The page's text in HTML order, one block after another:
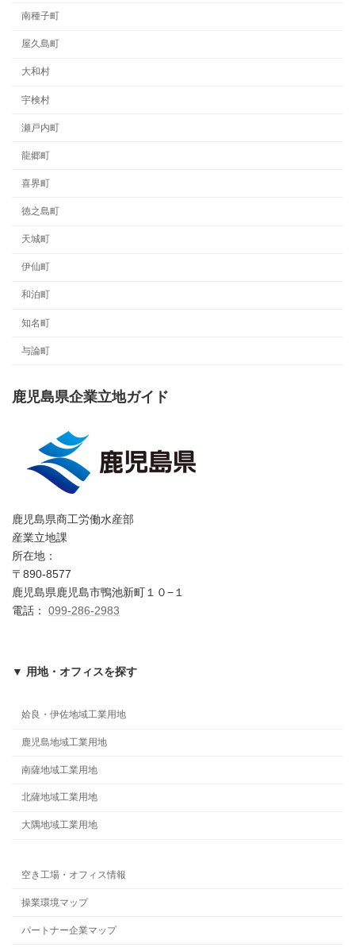
南種子町
屋久島町
大和村
宇検村
瀬戸内町
龍郷町
喜界町
徳之島町
天城町
伊仙町
和泊町
知名町
与論町
鹿児島県企業立地ガイド
鹿児島県商工労働水産部
産業立地課
所在地：
〒890-8577
鹿児島県鹿児島市鴨池新町１０−１
電話： 099-286-2983
▼ 用地・オフィスを探す
姶良・伊佐地域工業用地
鹿児島地域工業用地
南薩地域工業用地
北薩地域工業用地
大隅地域工業用地
空き工場・オフィス情報
操業環境マップ
パートナー企業マップ